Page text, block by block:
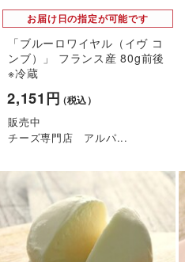
お届け日の指定が可能です
「ブルーロワイヤル（イヴ コ
ンブ）」 フランス産 80g前後
※冷蔵
2,151円（税込）
販売中
チーズ専門店 アルパ...